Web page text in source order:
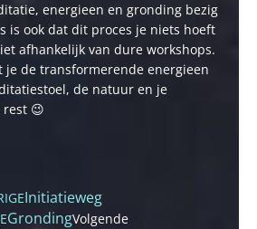
energieen en gronding bezig
is ook dat dit proces je niets hoeft
afhankelijk van dure workshops.
je de transformerende energieen
de natuur en je
😉
Initiatieweg
GrondingVolgende